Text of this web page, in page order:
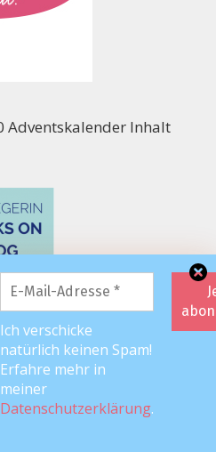
Ich verschicke
natürlich keinen Spam!
Erfahre mehr in
meiner
Datenschutzerklärung.